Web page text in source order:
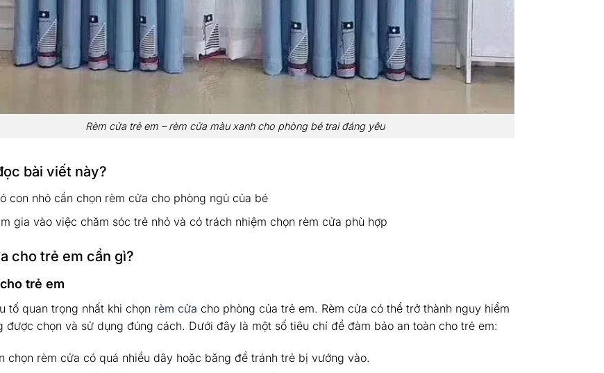
Rèm cửa trẻ em – rèm cửa màu xanh cho phòng bé trai đáng yêu
bài viết này?
con nhỏ cần chọn rèm cửa cho phòng ngủ của bé
gia vào việc chăm sóc trẻ nhỏ và có trách nhiệm chọn rèm cửa phù hợp
cho trẻ em cần gì?
trẻ em
tố quan trọng nhất khi chọn rèm cửa cho phòng của trẻ em. Rèm cửa có thể trở thành nguy hiểm
được chọn và sử dụng đúng cách. Dưới đây là một số tiêu chí để đảm bảo an toàn cho trẻ em:
chọn rèm cửa có quá nhiều dây hoặc băng để tránh trẻ bị vướng vào.